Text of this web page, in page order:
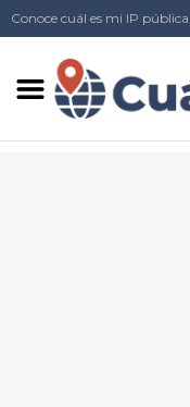
Conoce cuál es mi IP